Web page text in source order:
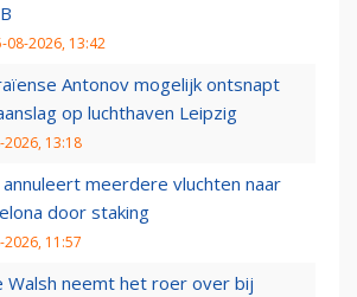
08-2026, 13:42
Antonov mogelijk ontsnapt
op luchthaven Leipzig
2026, 13:18
annuleert meerdere vluchten naar
door staking
2026, 11:57
Walsh neemt het roer over bij